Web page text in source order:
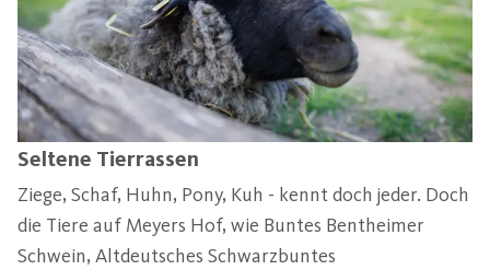
Seltene Tierrassen
Ziege, Schaf, Huhn, Pony, Kuh - kennt doch jeder. Doch
die Tiere auf Meyers Hof, wie Buntes Bentheimer
Schwein, Altdeutsches Schwarzbuntes